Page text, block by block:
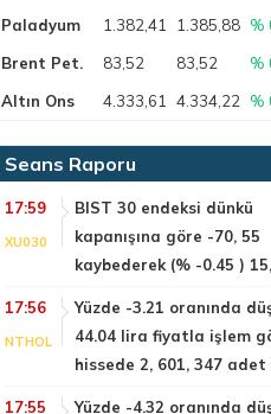
Paladyum
1.382,41 1.385,88 %
Brent Pet.
83,52 83,52
%
Altın Ons
4.333,61 4.334,22 %
Seans Raporu
17:59
XU030
BIST 30 endeksi dünkü
kapanışına göre -70, 55
kaybederek (% -0.45 )
17:56
NTHOL
Yüzde -3.21 oranında
44.04 lira fiyatla işlem
hissede 2, 601, 347 adet
17:55
Yüzde -4.32 oranında